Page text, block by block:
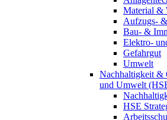
Material &
Aufzugs-
Bau- &
Elektro-
Gefahrgut
Umwelt
Nachhaltigkeit &
und Umwelt
HSE